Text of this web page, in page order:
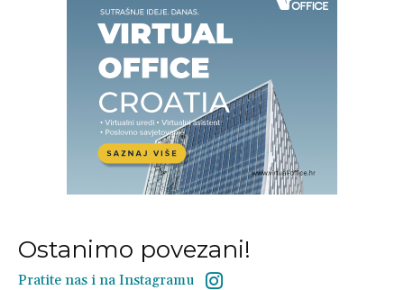
Ostanimo povezani!
Pratite nas i na Instagramu